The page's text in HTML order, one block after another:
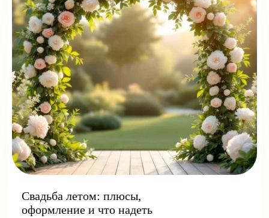
Свадьба летом: плюсы,
оформление и что надеть